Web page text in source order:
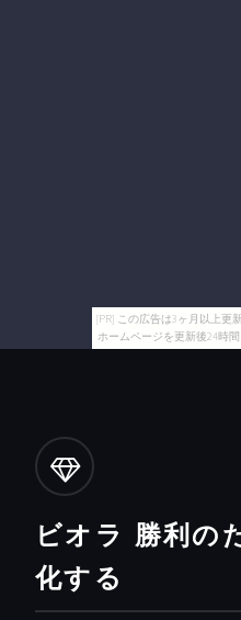
[PR] この広告は3ヶ月以上更
ホームページを更新後24時
ビオラ 勝利の
化する